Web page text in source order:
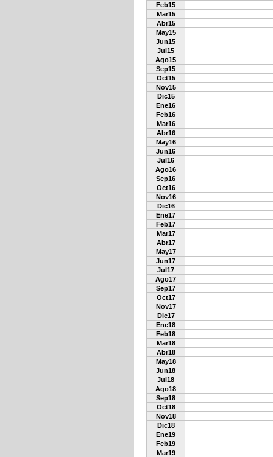
Feb15
Mar15
Abr15
May15
Jun15
Jul15
Ago15
Sep15
Oct15
Nov15
Dic15
Ene16
Feb16
Mar16
Abr16
May16
Jun16
Jul16
Ago16
Sep16
Oct16
Nov16
Dic16
Ene17
Feb17
Mar17
Abr17
May17
Jun17
Jul17
Ago17
Sep17
Oct17
Nov17
Dic17
Ene18
Feb18
Mar18
Abr18
May18
Jun18
Jul18
Ago18
Sep18
Oct18
Nov18
Dic18
Ene19
Feb19
Mar19